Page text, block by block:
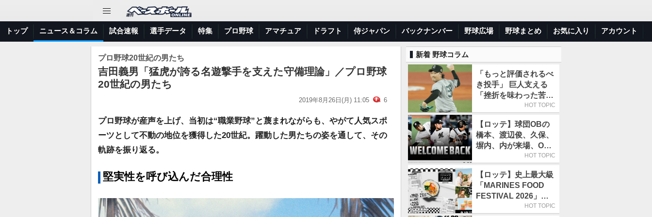
トップ ニュース＆コラム 試合速報 選手データ 特集 プロ野球 アマチュア ドラフト 侍ジャパン バックナンバー 野球広場 野球まとめ お気に入り アカウント
プロ野球20世紀の男たち
吉田義男「猛虎が誇る名遊撃手を支えた守備理論」／プロ野球
20世紀の男たち
2019年8月26日(月) 11:05 6
プロ野球が産声を上げ、当初は“職業野球”と蔑まれながらも、やがて人気スポ
ーツとして不動の地位を獲得した20世紀。躍動した男たちの姿を通して、その
軌跡を振り返る。
堅実性を呼び込んだ合理性
新着 野球コラム
「もっと評価されるべ
き投手」 巨人支える
「挫折を味わった苦労
HOT TOPIC
【ロッテ】球団OBの
橋本、渡辺俊、久保、
塀内、内が来場、OB
解説も／9月22日開催
HOT TOPIC
【ロッテ】史上最大級
「MARINES FOOD
FESTIVAL 2026」第4
弾「KOREANHOT TOPIC